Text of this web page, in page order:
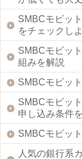
SMBCモビッ
をチェックし
SMBCモビッ
組みを解説
SMBCモビッ
SMBCモビッ
申し込み条件
SMBCモビッ
人気の銀行系